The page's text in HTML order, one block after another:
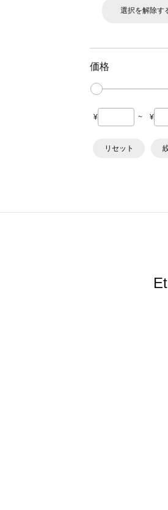
選択を解除す
価格
¥ ~ ¥
リセット